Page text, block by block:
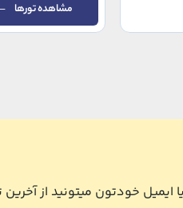
مشاهده تورها
ایمیل خودتون میتونید از